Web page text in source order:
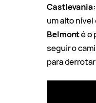
um alto nível
Belmonté o
seguir o
para